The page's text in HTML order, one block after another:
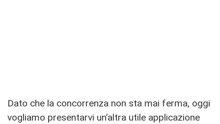
Dato che la concorrenza non sta mai ferma, oggi
vogliamo presentarvi un’altra utile applicazione